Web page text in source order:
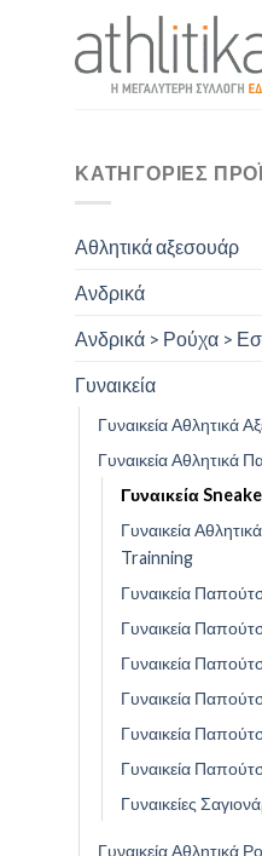
ΚΑΤΗΓΟΡΊΕΣ
Αθλητικά αξεσουάρ
Ανδρικά
Ανδρικά > Ρούχα >
Γυναικεία
Γυναικεία Αθλητικά
Γυναικεία Αθλητικά
Γυναικεία
Γυναικεία
Trainning
Γυναικεία
Γυναικεία
Γυναικεία
Γυναικεία
Γυναικεία
Γυναικεία
Γυναικείες
Γυναικεία Αθλητικά